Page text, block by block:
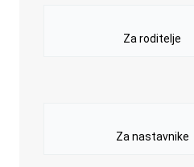
Za roditelje
Za nastavnike